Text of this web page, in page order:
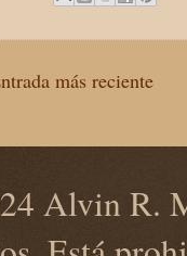
más reciente
Alvin R.